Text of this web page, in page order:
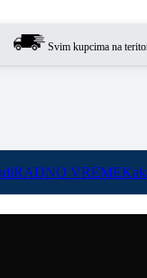
Svim kupcima na teritoriji
RADNO VREME